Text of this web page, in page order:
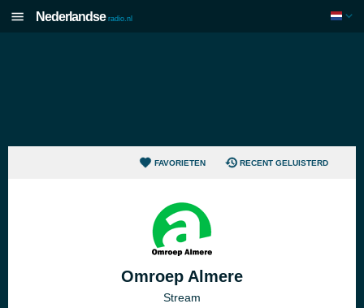
Nederlandse radio.nl
FAVORIETEN RECENT GELUISTERD
Omroep Almere
Stream